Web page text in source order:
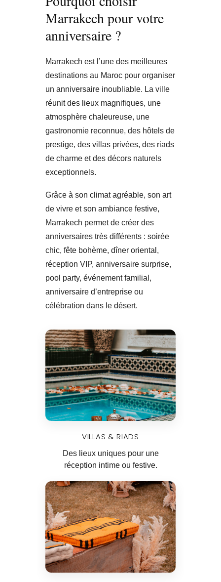
Marrakech pour votre
anniversaire ?
Marrakech est l’une des meilleures
destinations au Maroc pour organiser
un anniversaire inoubliable. La ville
réunit des lieux magnifiques, une
atmosphère chaleureuse, une
gastronomie reconnue, des hôtels de
prestige, des villas privées, des riads
de charme et des décors naturels
exceptionnels.
Grâce à son climat agréable, son art
de vivre et son ambiance festive,
Marrakech permet de créer des
anniversaires très différents : soirée
chic, fête bohème, dîner oriental,
réception VIP, anniversaire surprise,
pool party, événement familial,
anniversaire d’entreprise ou
célébration dans le désert.
VILLAS & RIADS
Des lieux uniques pour une
réception intime ou festive.